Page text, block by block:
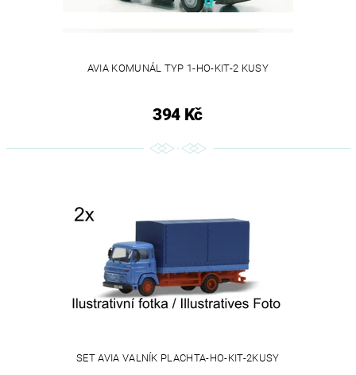
AVIA KOMUNÁL TYP 1-HO-KIT-2 KUSY
394 Kč
SET AVIA VALNÍK PLACHTA-HO-KIT-2KUSY